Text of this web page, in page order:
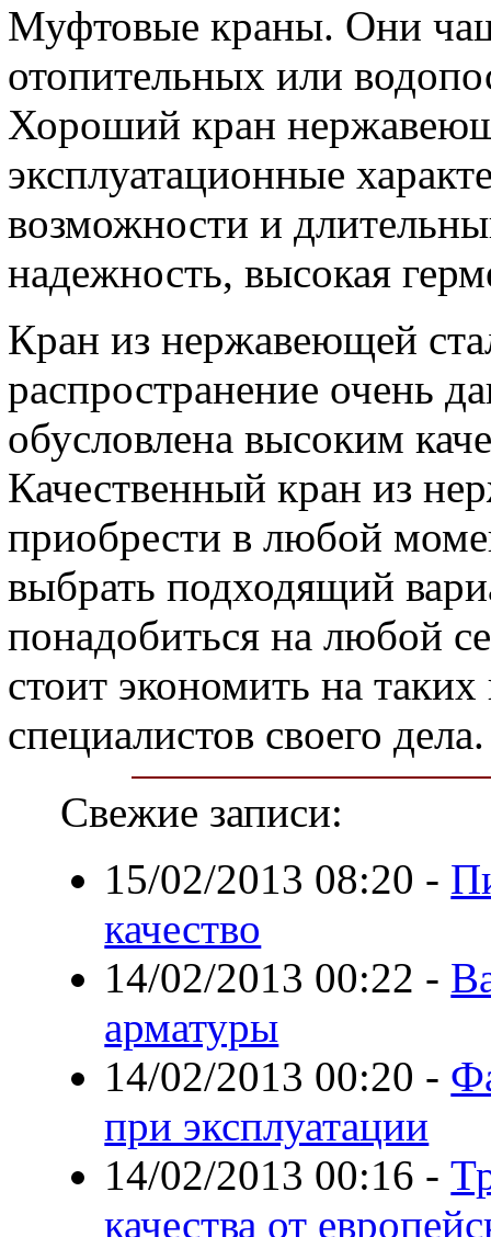
Муфтовые краны. Они
отопительных или
Хороший кран
эксплуатационные
возможности и
надежность, высокая
Кран из нержавеющей
распространение очень
обусловлена высоким
Качественный кран из
приобрести в любой
выбрать подходящий
понадобиться на любой
стоит экономить на
специалистов своего дела.
Свежие записи:
15/02/2013 08:20 -
качество
14/02/2013 00:22 -
арматуры
14/02/2013 00:20 -
при эксплуатации
14/02/2013 00:16 -
качества от